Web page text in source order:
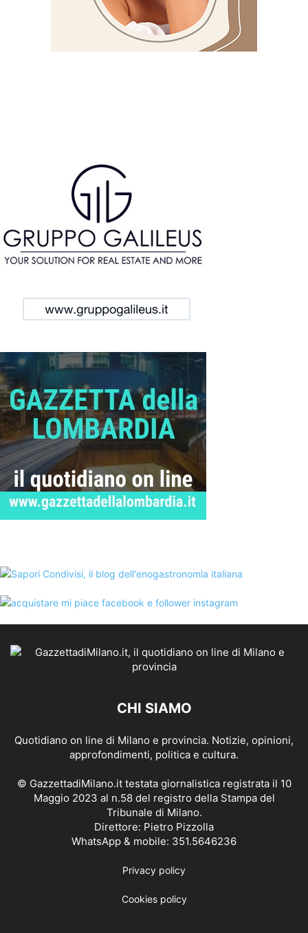
CHI SIAMO
Quotidiano on line di Milano e provincia. Notizie, opinioni,
approfondimenti, politica e cultura.
© GazzettadiMilano.it testata giornalistica registrata il 10
Maggio 2023 al n.58 del registro della Stampa del
Tribunale di Milano.
Direttore: Pietro Pizzolla
WhatsApp & mobile: 351.5646236
Privacy policy
Cookies policy